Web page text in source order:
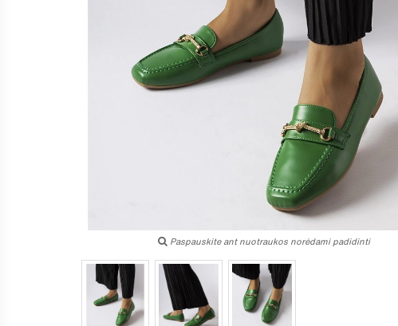
Paspauskite ant nuotraukos norėdami padidinti